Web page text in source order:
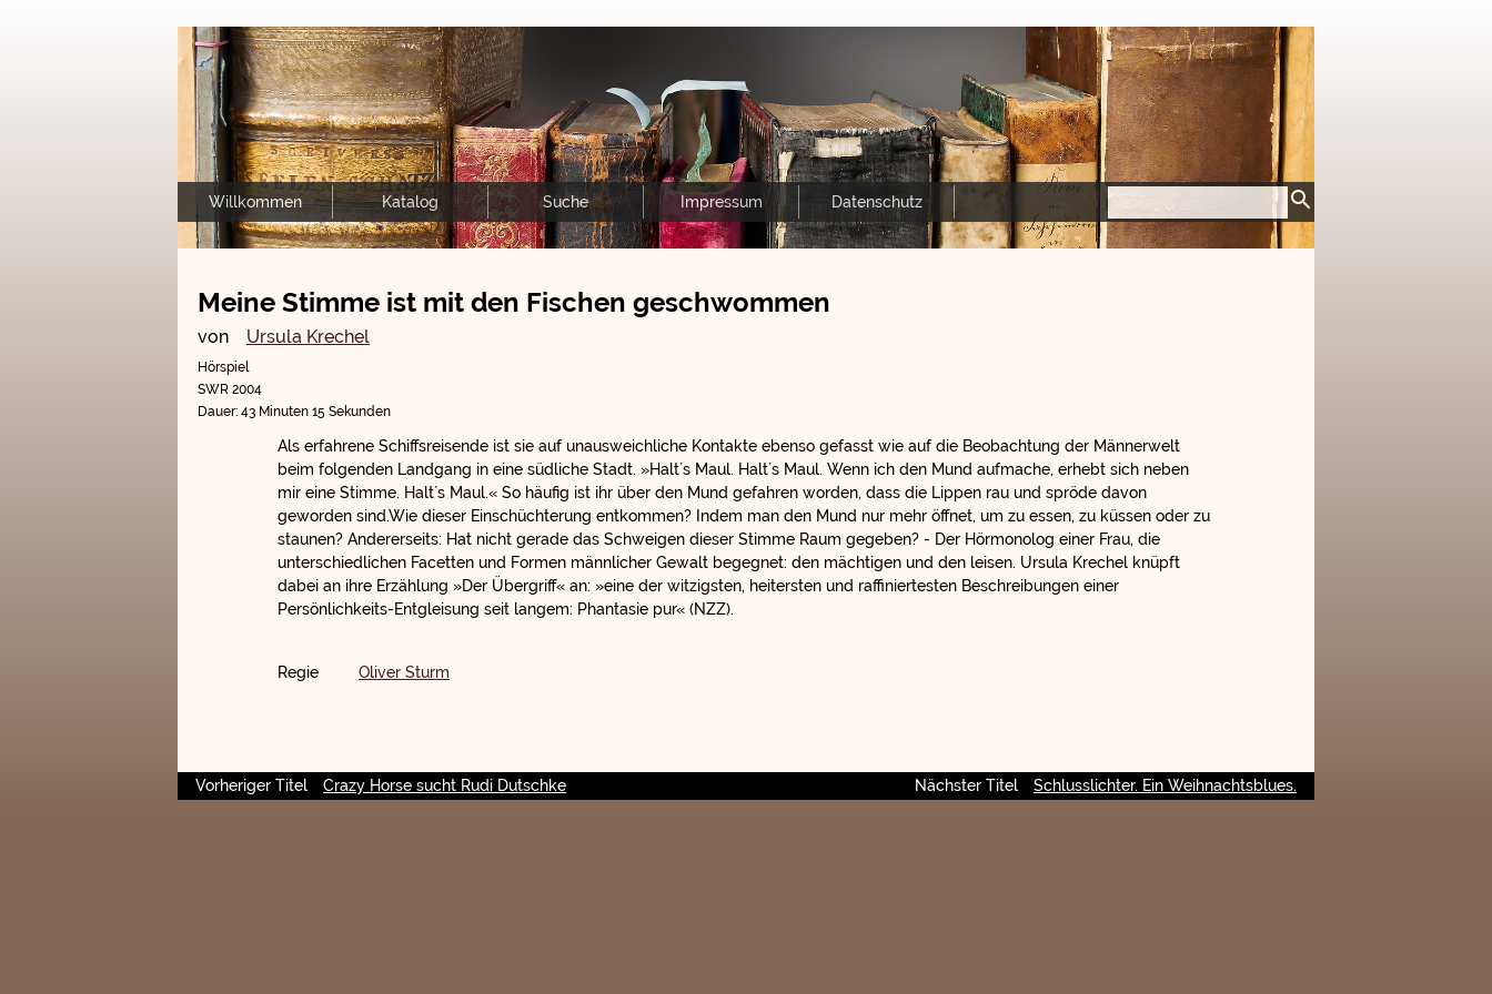
Willkommen Katalog Suche Impressum Datenschutz
Meine Stimme ist mit den Fischen geschwommen
von Ursula Krechel
Hörspiel
SWR 2004
Dauer: 43 Minuten 15 Sekunden
Als erfahrene Schiffsreisende ist sie auf unausweichliche Kontakte ebenso gefasst wie auf die Beobachtung der Männerwelt
beim folgenden Landgang in eine südliche Stadt. »Halt´s Maul. Halt´s Maul. Wenn ich den Mund aufmache, erhebt sich neben
mir eine Stimme. Halt´s Maul.« So häufig ist ihr über den Mund gefahren worden, dass die Lippen rau und spröde davon
geworden sind.Wie dieser Einschüchterung entkommen? Indem man den Mund nur mehr öffnet, um zu essen, zu küssen oder zu
staunen? Andererseits: Hat nicht gerade das Schweigen dieser Stimme Raum gegeben? - Der Hörmonolog einer Frau, die
unterschiedlichen Facetten und Formen männlicher Gewalt begegnet: den mächtigen und den leisen. Ursula Krechel knüpft
dabei an ihre Erzählung »Der Übergriff« an: »eine der witzigsten, heitersten und raffiniertesten Beschreibungen einer
Persönlichkeits-Entgleisung seit langem: Phantasie pur« (NZZ).
Regie Oliver Sturm
Vorheriger Titel Crazy Horse sucht Rudi Dutschke Nächster Titel Schlusslichter. Ein Weihnachtsblues.